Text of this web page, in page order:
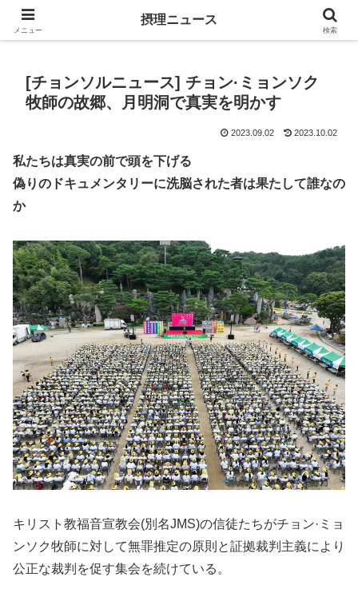
キリスト教福音宣教会に関連する報道記事
[チョンソルニュース] チョン·ミョンソク
牧師の故郷、月明洞で真実を明かす
2023.09.02 2023.10.02
私たちは真実の前で頭を下げる
偽りのドキュメンタリーに洗脳された者は果たして誰なの
か
キリスト教福音宣教会(別名JMS)の信徒たちがチョン·ミョ
ンソク牧師に対して無罪推定の原則と証拠裁判主義により
公正な裁判を促す集会を続けている。
メニュー
摂理ニュース
検索